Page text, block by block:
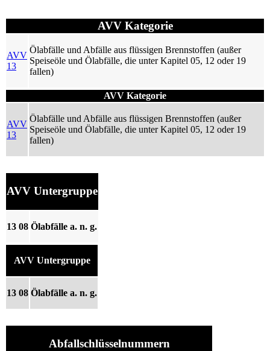
AVV Kategorie
AVV
13
Ölabfälle und Abfälle aus flüssigen Brennstoffen (außer
Speiseöle und Ölabfälle, die unter Kapitel 05, 12 oder 19
fallen)
AVV Kategorie
AVV
13
Ölabfälle und Abfälle aus flüssigen Brennstoffen (außer
Speiseöle und Ölabfälle, die unter Kapitel 05, 12 oder 19
fallen)
AVV Untergruppe
13 08 Ölabfälle a. n. g.
AVV Untergruppe
13 08 Ölabfälle a. n. g.
Abfallschlüsselnummern